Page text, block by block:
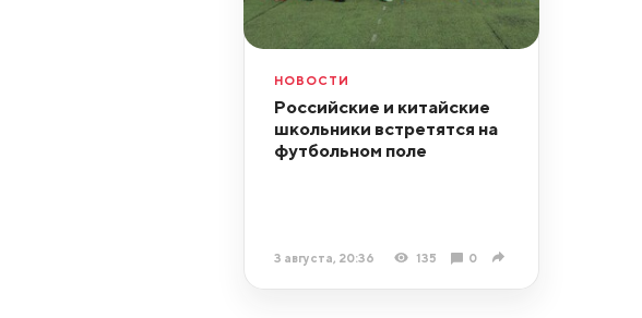
НОВОСТИ
Российские и китайские
школьники встретятся на
футбольном поле
3 августа, 20:36 135 0